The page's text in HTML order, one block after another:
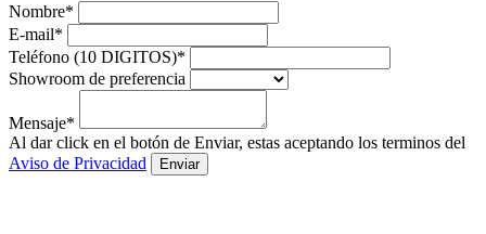
Nombre*
E-mail*
Teléfono (10 DIGITOS)*
Showroom de preferencia
Mensaje*
Al dar click en el botón de Enviar, estas aceptando los terminos del
Aviso de Privacidad